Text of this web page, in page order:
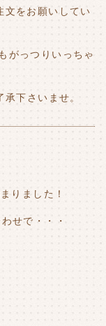
文をお願いしてい
がっつりいっちゃ
下さいませ。
りました！
せで・・・